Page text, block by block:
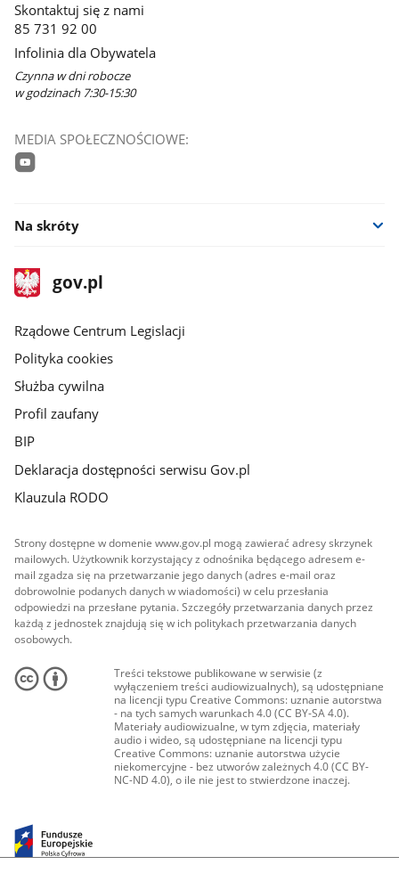
nowym
oknie
Skontaktuj się z nami
85 731 92 00
Infolinia dla Obywatela
Czynna w dni robocze
w godzinach 7:30-15:30
MEDIA SPOŁECZNOŚCIOWE:
Na skróty
stopka
gov.plStrona
gov.pl
Rządowe Centrum Legislacji
Polityka cookies
Służba cywilna
Profil zaufany
BIP
Deklaracja dostępności serwisu Gov.pl
Klauzula RODO
Strony dostępne w domenie www.gov.pl mogą zawierać adresy skrzynek
mailowych. Użytkownik korzystający z odnośnika będącego adresem e-
mail zgadza się na przetwarzanie jego danych (adres e-mail oraz
dobrowolnie podanych danych w wiadomości) w celu przesłania
odpowiedzi na przesłane pytania. Szczegóły przetwarzania danych przez
każdą z jednostek znajdują się w ich politykach przetwarzania danych
osobowych.
Treści tekstowe publikowane w serwisie (z
wyłączeniem treści audiowizualnych), są udostępniane
na licencji typu Creative Commons: uznanie autorstwa
- na tych samych warunkach 4.0 (CC BY-SA 4.0).
Materiały audiowizualne, w tym zdjęcia, materiały
audio i wideo, są udostępniane na licencji typu
Creative Commons: uznanie autorstwa użycie
niekomercyjne - bez utworów zależnych 4.0 (CC BY-
NC-ND 4.0), o ile nie jest to stwierdzone inaczej.